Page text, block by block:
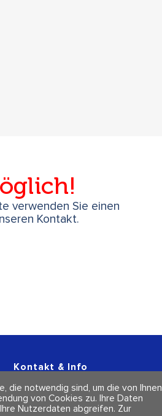
verwenden Sie einen
Kontakt.
Kontakt & Info
Impressum & Datenschutz
AGBs
die notwendig sind, um die von Ihnen
von Cookies zu. Ihre Daten
Nutzerdaten abgreifen. Zur